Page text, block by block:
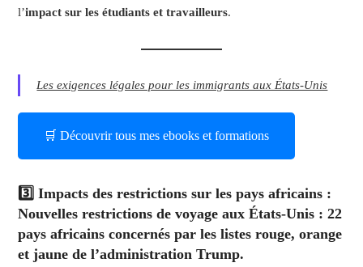
l’impact sur les étudiants et travailleurs.
Les exigences légales pour les immigrants aux États-Unis
🛒 Découvrir tous mes ebooks et formations
3️⃣ Impacts des restrictions sur les pays africains :
Nouvelles restrictions de voyage aux États-Unis : 22
pays africains concernés par les listes rouge, orange
et jaune de l’administration Trump.